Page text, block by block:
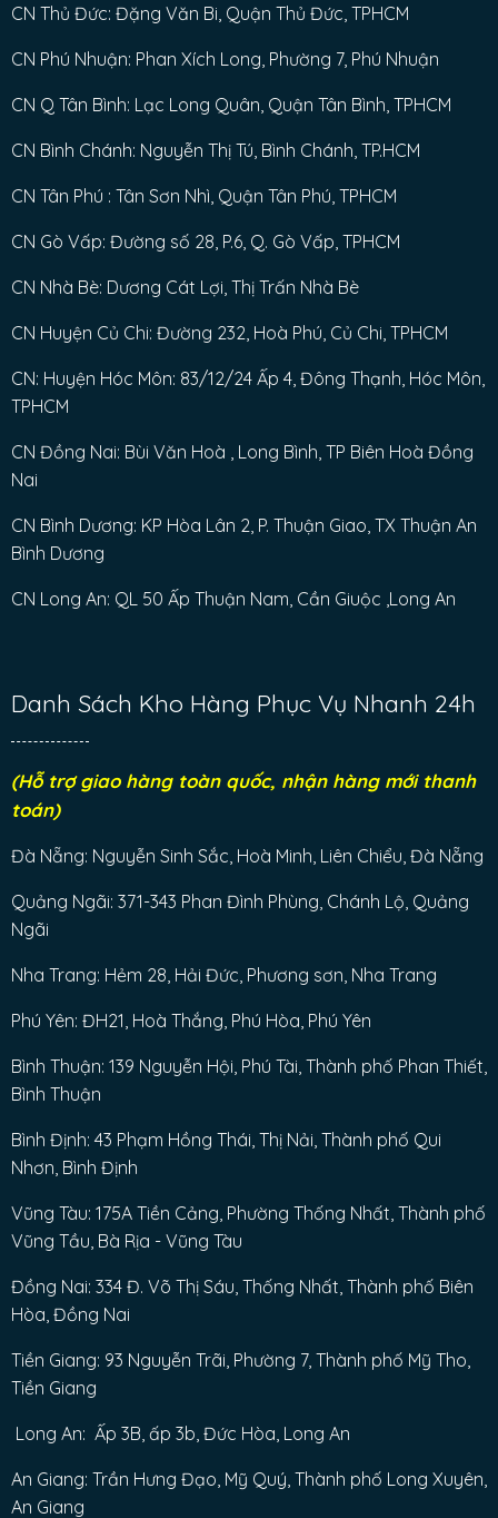
CN Thủ Đức: Đặng Văn Bi, Quận Thủ Đức, TPHCM
CN Phú Nhuận: Phan Xích Long, Phường 7, Phú Nhuận
CN Q Tân Bình: Lạc Long Quân, Quận Tân Bình, TPHCM
CN Bình Chánh: Nguyễn Thị Tú, Bình Chánh, TP.HCM
CN Tân Phú : Tân Sơn Nhì, Quận Tân Phú, TPHCM
CN Gò Vấp: Đường số 28, P.6, Q. Gò Vấp, TPHCM
CN Nhà Bè: Dương Cát Lợi, Thị Trấn Nhà Bè
CN Huyện Củ Chi: Đường 232, Hoà Phú, Củ Chi, TPHCM
CN: Huyện Hóc Môn: 83/12/24 Ấp 4, Đông Thạnh, Hóc Môn,
TPHCM
CN Đồng Nai: Bùi Văn Hoà , Long Bình, TP Biên Hoà Đồng
Nai
CN Bình Dương: KP Hòa Lân 2, P. Thuận Giao, TX Thuận An
Bình Dương
CN Long An: QL 50 Ấp Thuận Nam, Cần Giuộc ,Long An
Danh Sách Kho Hàng Phục Vụ Nhanh 24h
(Hỗ trợ giao hàng toàn quốc, nhận hàng mới thanh
toán)
Đà Nẵng: Nguyễn Sinh Sắc, Hoà Minh, Liên Chiểu, Đà Nẵng
Quảng Ngãi: 371-343 Phan Đình Phùng, Chánh Lộ, Quảng
Ngãi
Nha Trang: Hẻm 28, Hải Đức, Phương sơn, Nha Trang
Phú Yên: ĐH21, Hoà Thắng, Phú Hòa, Phú Yên
Bình Thuận: 139 Nguyễn Hội, Phú Tài, Thành phố Phan Thiết,
Bình Thuận
Bình Định: 43 Phạm Hồng Thái, Thị Nải, Thành phố Qui
Nhơn, Bình Định
Vũng Tàu: 175A Tiền Cảng, Phường Thống Nhất, Thành phố
Vũng Tầu, Bà Rịa - Vũng Tàu
Đồng Nai: 334 Đ. Võ Thị Sáu, Thống Nhất, Thành phố Biên
Hòa, Đồng Nai
Tiền Giang: 93 Nguyễn Trãi, Phường 7, Thành phố Mỹ Tho,
Tiền Giang
Long An: Ấp 3B, ấp 3b, Đức Hòa, Long An
An Giang: Trần Hưng Đạo, Mỹ Quý, Thành phố Long Xuyên,
An Giang